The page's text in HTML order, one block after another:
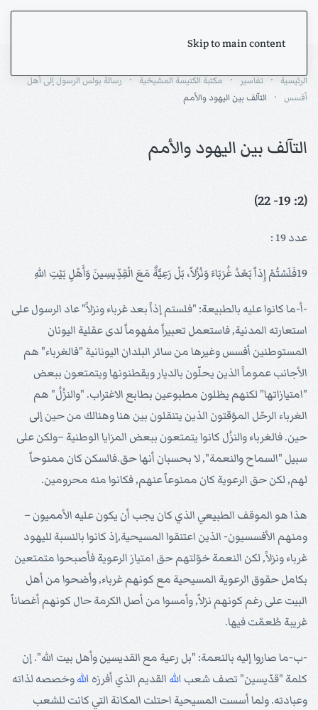
Skip to main content
الرئيسية تفاسير مكتبة الكنيسة المشيخية
رسالة بولس الرسول إلى أهل
أفسس
التآلف بين اليهود والأمم
التآلف بين اليهود والأمم
(2: 19- 22)
عدد 19 :
19فَلَسْتُمْ إِذاً بَعْدُ غُرَبَاءَ وَنُزُلاً، بَلْ رَعِيَّةٌ مَعَ الْقِدِّيسِينَ وَأَهْلِ بَيْتِ اللهِ
-أ-ما كانوا عليه بالطبيعة: "فلستم إذاً بعد غرباء ونزلاً" عاد الرسول على
استعارته المدنية, فاستعمل تعبيراً مفهوماً لدى عقلية اليونان
المستوطنين أفسس وغيرها من سائر البلدان اليونانية "فالغرباء" هم
الأجانب عموماً الذين يحلّون بالديار ويقطنونها ويتمتعون ببعض
"امتيازاتها" لكنهم يظلون مطبوعين بطابع الاغتراب. "والنزُلُ" هم
الغرباء الرحّل المؤقتون الذين يتنقلون بين هنا وهنالك من حين إلى
حين. فالغرباء والنزُل كانوا يتمتعون ببعض المزايا الوطنية –ولكن على
سبيل "السماح والنعمة", لا بحسبان أنها حق.فالسكن كان ممنوحاً
لهم, لكن حق الرعوية كان ممنوعاً عنهم, فكانوا منه محرومين.
هذا هو الموقف الطبيعي الذي كان يجب أن يكون عليه الأمميون –
ومنهم الأفسسيون- الذين اعتنقوا المسيحية,إذ كانوا بالنسبة لليهود
غرباء ونزلاً, لكن النعمة خوّلتهم حق امتياز الرعوية فأصبحوا متمتعين
بكامل حقوق الرعوية المسيحية مع كونهم غرباء, وأضحوا من أهل
البيت على رغم كونهم نزلاً, وأمسوا من أصل الكرمة حال كونهم أغصاناً
غريبة طُعمّت فيها.
-ب-ما صاروا إليه بالنعمة: "بل رعية مع القديسين وأهل بيت الله". إن
كلمة "قدّيسين" تصف شعب الله القديم الذي أفرزه اللهوخصصه لذاته
وعبادته. ولما أسست المسيحية احتلت المكانة التي كانت للشعب